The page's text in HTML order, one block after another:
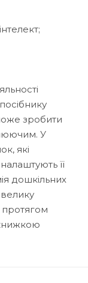
зробити
У
які
її
дошкільних
велику
протягом